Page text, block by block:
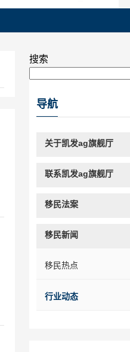
搜索
导航
关于凯发ag旗舰厅
联系凯发ag旗舰厅
移民法案
移民新闻
移民热点
行业动态